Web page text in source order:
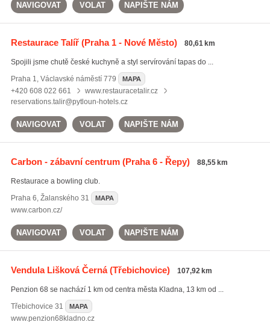
NAVIGOVAT VOLAT NAPIŠTE NÁM
Restaurace Talíř(Praha 1 - Nové Město) 80,61 km
Spojili jsme chutě české kuchyně a styl servírování tapas do ...
Praha 1, Václavské náměstí 779 MAPA
+420 608 022 661
www.restauracetalir.cz
reservations.talir@pytloun-hotels.cz
NAVIGOVAT VOLAT NAPIŠTE NÁM
Carbon - zábavní centrum(Praha 6 - Řepy) 88,55 km
Restaurace a bowling club.
Praha 6, Žalanského 31 MAPA
www.carbon.cz/
NAVIGOVAT VOLAT NAPIŠTE NÁM
Vendula Lišková Černá(Třebichovice) 107,92 km
Penzion 68 se nachází 1 km od centra města Kladna, 13 km od ...
Třebichovice 31 MAPA
www.penzion68kladno.cz